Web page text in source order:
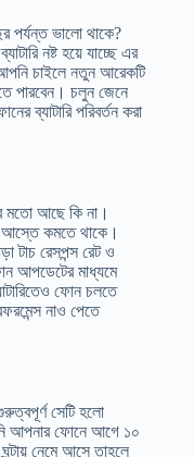
পর্যন্ত ভালো থাকে?
নষ্ট হয়ে যাচ্ছে এর
চাইলে নতুন আরেকটি
পারবেন। চলুন জেনে
ব্যাটারি পরিবর্তন করা
মতো আছে কি না।
আস্তে কমতে থাকে।
টাচ রেসপন্স রেট ও
আপডেটের মাধ্যমে
ফোন চলতে
নাও পেতে
সেটি হলো
আপনার ফোনে আগে ১০
নেমে আসে তাহলে